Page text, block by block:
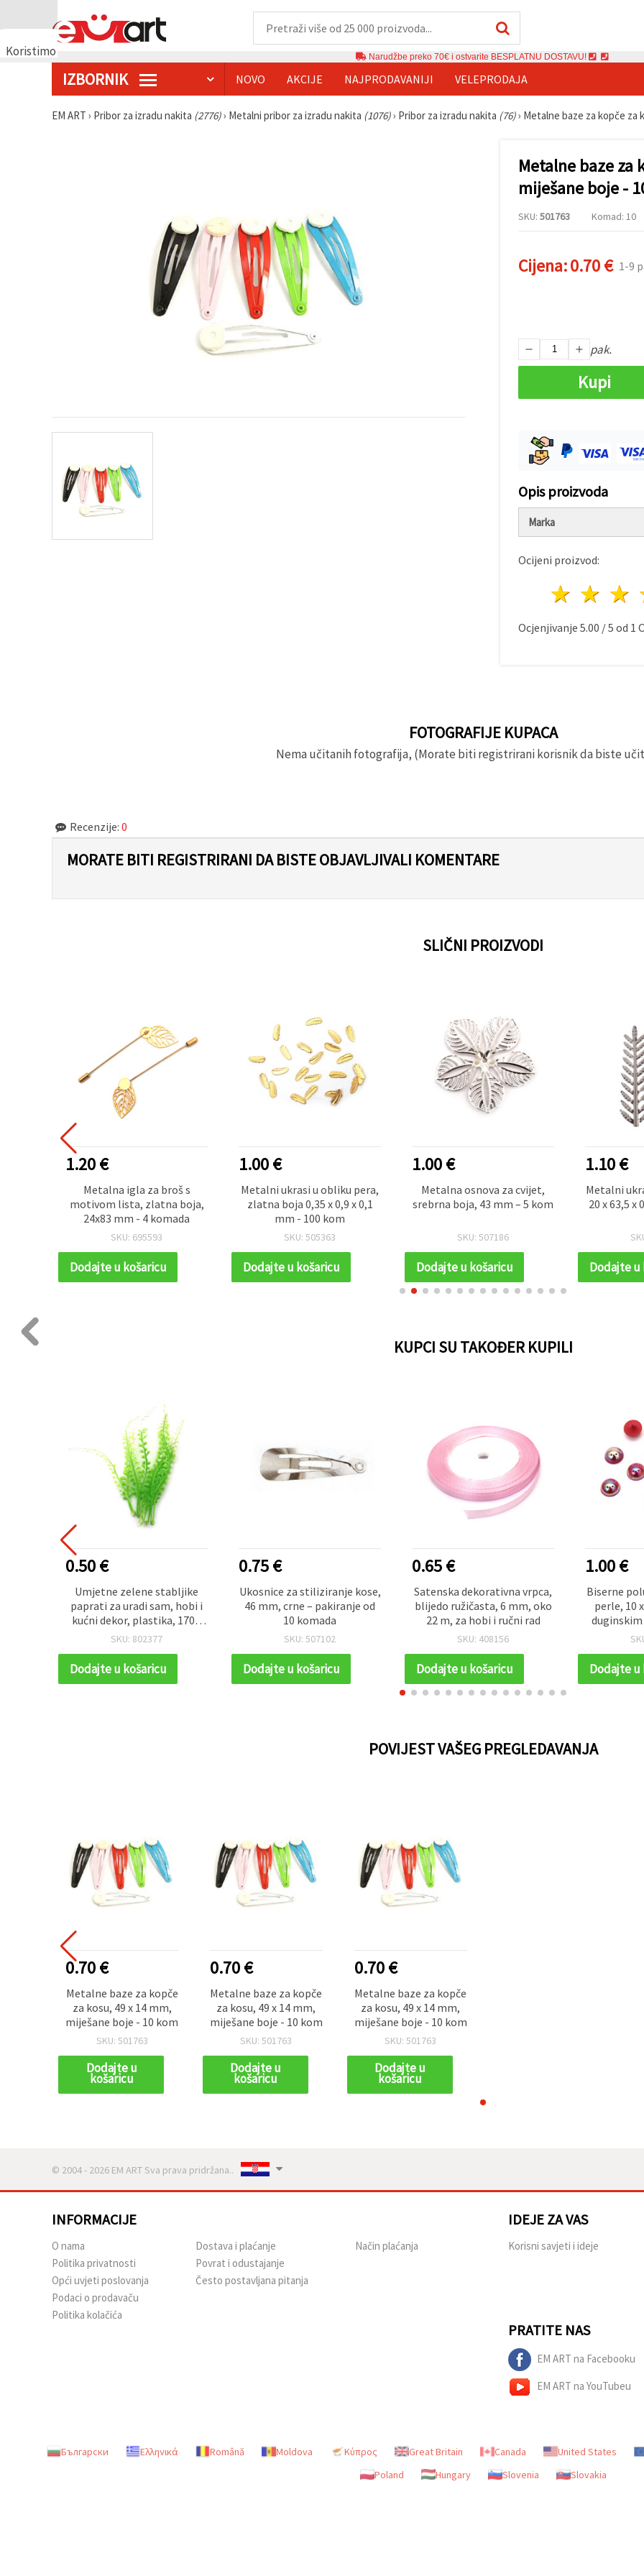
Koristimo
Narudžbe preko 70€ i ostvarite BESPLATNU DOSTAVU!
IZBORNIK NOVO AKCIJE NAJPRODAVANIJI VELEPRODAJA
EM ART › Pribor za izradu nakita (2776)› Metalni pribor za izradu nakita (1076)› Pribor za izradu nakita (76)› Metalne baze za kopče za
Metalne baze za
miješane boje -
SKU: 501763 Komad: 10
Cijena:0.70 € 1-9
pak.
Kupi
Opis proizvoda
Marka
Ocijeni proizvod:
2
1
Ocjenjivanje 5.00 /5 od 1
FOTOGRAFIJE KUPACA
Nema učitanih fotografija, (Morate biti registrirani korisnik da biste
Recenzije: 0
MORATE BITI REGISTRIRANI DA BISTE OBJAVLJIVALI KOMENTARE
SLIČNI PROIZVODI
1.20 €
Metalna igla za broš s
motivom lista, zlatna boja,
24x83 mm - 4 komada
SKU: 695593
Dodajte u košaricu
1.00 €
Metalni ukrasi u obliku pera,
zlatna boja 0,35 x 0,9 x 0,1
mm - 100 kom
SKU: 505363
Dodajte u košaricu
1.00 €
Metalna osnova za cvijet,
srebrna boja, 43 mm – 5 kom
SKU: 507186
Dodajte u košaricu
1.10 €
Metalni
20 x 63,5 x
Dodajte u
KUPCI SU TAKOĐER KUPILI
0.50 €
Umjetne zelene stabljike
paprati za uradi sam, hobi i
kućni dekor, plastika, 170 x
20 mm, 5 kom
SKU: 802377
Dodajte u košaricu
0.75 €
Ukosnice za stiliziranje kose,
46 mm, crne – pakiranje od
10 komada
SKU: 507102
Dodajte u košaricu
0.65 €
Satenska dekorativna vrpca,
blijedo ružičasta, 6 mm, oko
22 m, za hobi i ručni rad
SKU: 408156
Dodajte u košaricu
1.00 €
Biserne
perle, 10
duginskim
hobi i
Dodajte u
POVIJEST VAŠEG PREGLEDAVANJA
0.70 €
Metalne baze za kopče
za kosu, 49 x 14 mm,
miješane boje - 10 kom
SKU: 501763
Dodajte u
košaricu
0.70 €
Metalne baze za kopče
za kosu, 49 x 14 mm,
miješane boje - 10 kom
SKU: 501763
Dodajte u
košaricu
0.70 €
Metalne baze za kopče
za kosu, 49 x 14 mm,
miješane boje - 10 kom
SKU: 501763
Dodajte u
košaricu
© 2004 - 2026 EM ART Sva prava pridržana..
INFORMACIJE
O nama
Politika privatnosti
Opći uvjeti poslovanja
Podaci o prodavaču
Politika kolačića
Dostava i plaćanje
Povrat i odustajanje
Često postavljana pitanja
Način plaćanja
IDEJE ZA VAS
Korisni savjeti i ideje
PRATITE NAS
EM ART na Facebooku
EM ART na YouTubeu
Български Ελληνικά Română Moldova Κύπρος Great Britain Canada United States
Poland
Hungary Slovenia Slovakia